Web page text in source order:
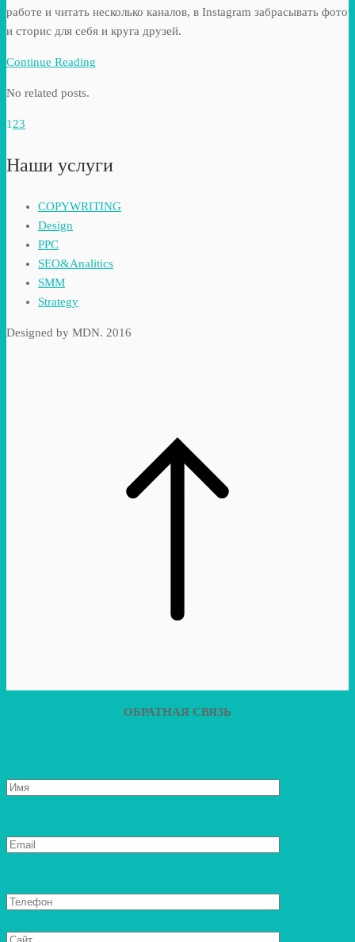
работе и читать несколько каналов, в Instagram забрасывать фото
и сторис для себя и круга друзей.
Continue Reading
No related posts.
1 23
Наши услуги
COPYWRITING
Design
PPC
SEO&Analitics
SMM
Strategy
Designed by MDN. 2016
ОБРАТНАЯ СВЯЗЬ